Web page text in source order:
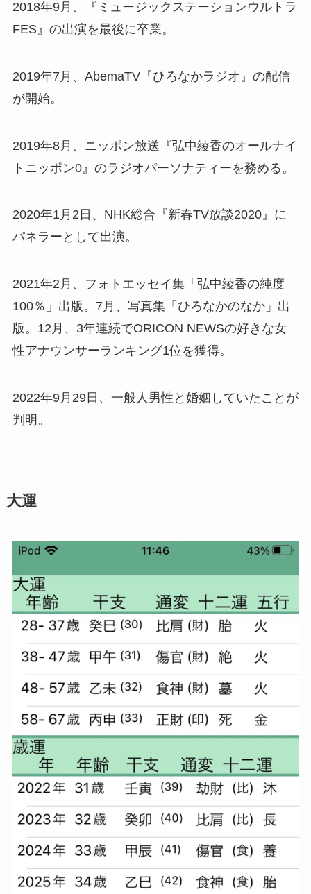
2018年9月、『ミュージックステーションウルトラ
FES』の出演を最後に卒業。
2019年7月、AbemaTV『ひろなかラジオ』の配信
が開始。
2019年8月、ニッポン放送『弘中綾香のオールナイ
トニッポン0』のラジオパーソナティーを務める。
2020年1月2日、NHK総合『新春TV放談2020』に
パネラーとして出演。
2021年2月、フォトエッセイ集「弘中綾香の純度
100％」出版。7月、写真集「ひろなかのなか」出
版。12月、3年連続でORICON NEWSの好きな女
性アナウンサーランキング1位を獲得。
2022年9月29日、一般人男性と婚姻していたことが
判明。
大運